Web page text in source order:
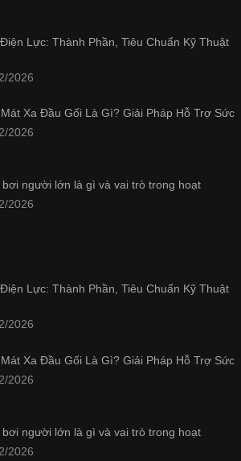
Lực: Thành Phần, Tiêu Chuẩn Kỹ Thuật
2026
Xa Đầu Gối Là Gì? Giải Pháp Hỗ Trợ Sức
2026
bơi người lớn là gì và vai trò trong hoạt
2026
Lực: Thành Phần, Tiêu Chuẩn Kỹ Thuật
2026
Xa Đầu Gối Là Gì? Giải Pháp Hỗ Trợ Sức
2026
bơi người lớn là gì và vai trò trong hoạt
2026